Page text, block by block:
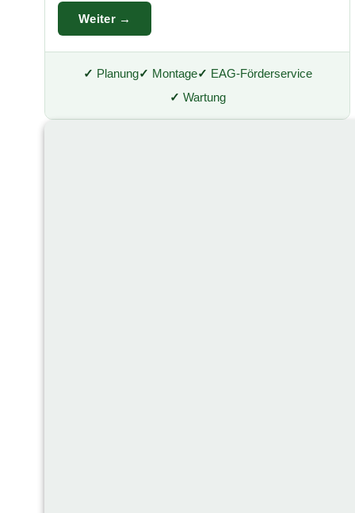
Weiter →
✓ Planung✓ Montage✓ EAG-Förderservice
✓ Wartung